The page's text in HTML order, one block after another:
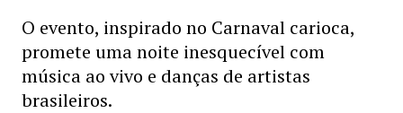
O evento, inspirado no Carnaval carioca,
promete uma noite inesquecível com
música ao vivo e danças de artistas
brasileiros.